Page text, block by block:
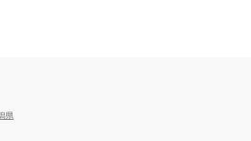
県